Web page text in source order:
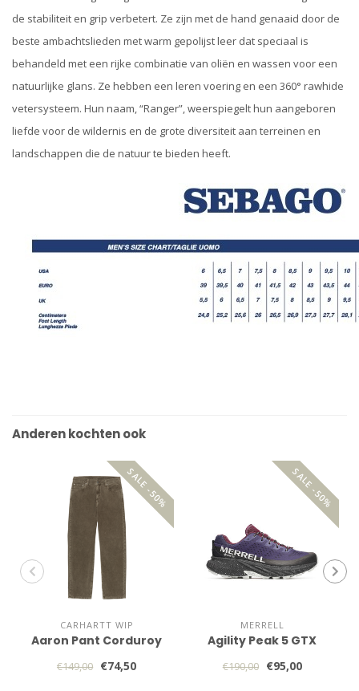
de stabiliteit en grip verbetert. Ze zijn met de hand genaaid door de
beste ambachtslieden met warm gepolijst leer dat speciaal is
behandeld met een rijke combinatie van oliën en wassen voor een
natuurlijke glans. Ze hebben een leren voering en een 360° rawhide
vetersysteem. Hun naam, “Ranger”, weerspiegelt hun aangeboren
liefde voor de wildernis en de grote diversiteit aan terreinen en
landschappen die de natuur te bieden heeft.
Anderen kochten ook
SALE -50%
CARHARTT WIP
Aaron Pant Corduroy
€149,00 €74,50
SALE -50%
MERRELL
Agility Peak 5 GTX
€190,00 €95,00